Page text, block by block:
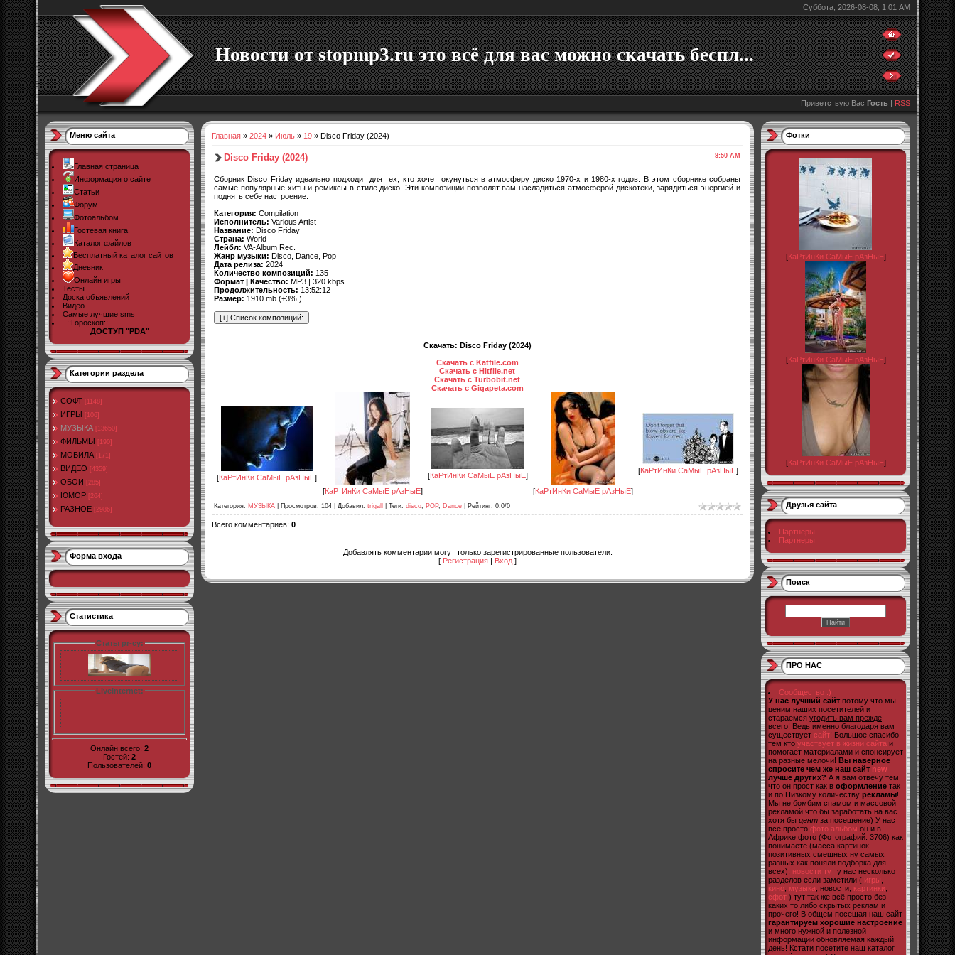
Суббота, 2026-08-08, 1:01 AM
Новости от stopmp3.ru это всё для вас можно скачать беспл...
Приветствую Вас Гость | RSS
Меню сайта
Главная страница
Информация о сайте
Статьи
Форум
Фотоальбом
Гостевая книга
Каталог файлов
Бесплатный каталог сайтов
Дневник
Онлайн игры
Тесты
Доска объявлений
Видео
Самые лучшие sms
..::Гороскоп::..
ДОСТУП "PDA"
Категории раздела
СОФТ [1148]
ИГРЫ [106]
МУЗЫКА [13650]
ФИЛЬМЫ [190]
МОБИЛА [171]
ВИДЕО [4359]
ОБОИ [285]
ЮМОР [264]
РАЗНОЕ [2986]
Форма входа
Статистика
Статы pr-cy:
LiveInternet:
Онлайн всего: 2
Гостей: 2
Пользователей: 0
Главная » 2024 » Июль » 19 » Disco Friday (2024)
8:50 AM
Disco Friday (2024)
Сборник Disco Friday идеально подходит для тех, кто хочет окунуться в атмосферу диско 1970-х и 1980-х годов. В этом сборнике собраны
самые популярные хиты и ремиксы в стиле диско. Эти композиции позволят вам насладиться атмосферой дискотеки, зарядиться энергией и
поднять себе настроение.
Категория: Compilation
Исполнитель: Various Artist
Название: Disco Friday
Страна: World
Лейбл: VA-Album Rec.
Жанр музыки: Disco, Dance, Pop
Дата релиза: 2024
Количество композиций: 135
Формат | Качество: MP3 | 320 kbps
Продолжительность: 13:52:12
Размер: 1910 mb (+3% )
Скачать: Disco Friday (2024)
Скачать с Katfile.com
Скачать с Hitfile.net
Скачать с Turbobit.net
Скачать с Gigapeta.com
[КаРтИнКи СаМыЕ рАзНыЕ]
[КаРтИнКи СаМыЕ рАзНыЕ]
[КаРтИнКи СаМыЕ рАзНыЕ]
[КаРтИнКи СаМыЕ рАзНыЕ]
[КаРтИнКи СаМыЕ рАзНыЕ]
Категория: МУЗЫКА Просмотров: 104 | Добавил: trigall Теги: disco POP, Dance Рейтинг: 0.0/0
Всего комментариев: 0
Добавлять комментарии могут только зарегистрированные пользователи.
[ Регистрация | Вход ]
Фотки
[КаРтИнКи СаМыЕ рАзНыЕ]
[КаРтИнКи СаМыЕ рАзНыЕ]
[КаРтИнКи СаМыЕ рАзНыЕ]
Друзья сайта
Партнеры
Партнеры
Поиск
ПРО НАС
Сообщество :)
У нас лучший сайт потому что мы
ценим наших посетителей и
стараемся угодить вам прежде
всего! Ведь именно благодаря вам
существует сайт! Большое спасибо
тем кто участвует в жизни сайта и
помогает материалами и спонсирует
на разные мелочи! Вы наверное
спросите чем же наш сайт new
лучше других? А я вам отвечу тем
что он прост как в оформление так
и по Низкому количеству рекламы!
Мы не бомбим спамом и массовой
рекламой что бы заработать на вас
хотя бы цент за посещение) У нас
всё просто фото альбом он и в
Африке фото (Фотографий: 3706) как
понимаете (масса картинок
позитивных смешных ну самых
разных как поняли подборка для
всех), новости тут у нас несколько
разделов если заметили ( игры
кино музыка , новости, картинки
сфот ) тут так же всё просто без
каких то либо скрытых реклам и
прочего! В общем посещая наш сайт
гарантируем хорошие настроение
и много нужной и полезной
информации обновляемая каждый
день! Кстати посетите наш каталог